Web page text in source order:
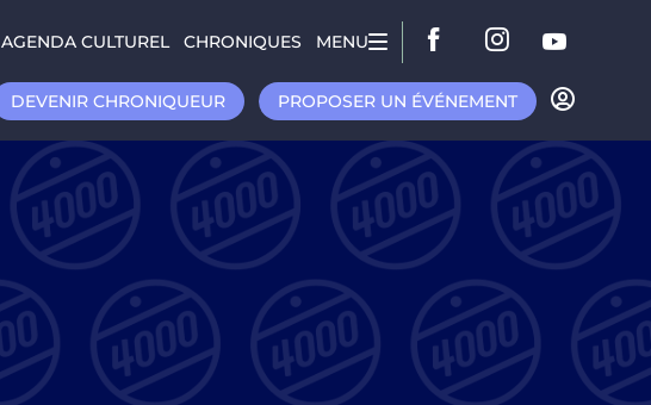
AGENDA CULTUREL CHRONIQUES MENU
DEVENIR CHRONIQUEUR PROPOSER UN ÉVÉNEMENT